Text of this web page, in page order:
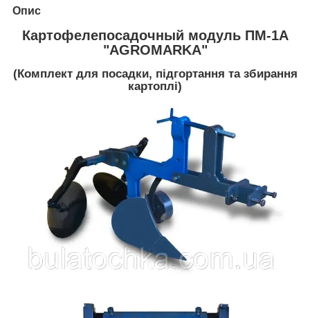
Опис
Картофелепосадочный модуль ПМ-1А
"AGROMARKA"
(Комплект для посадки, підгортання та збирання
картоплі)